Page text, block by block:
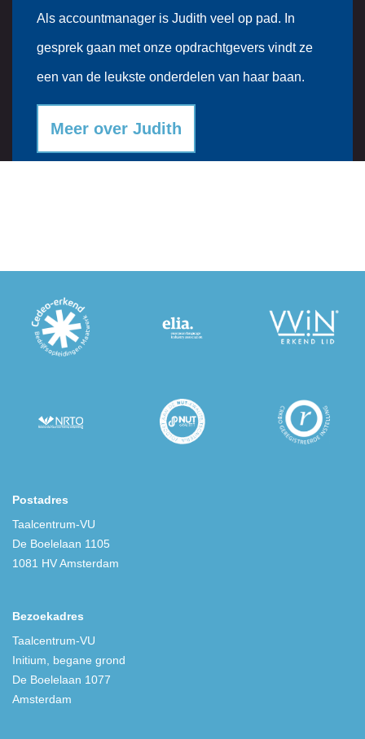
Als accountmanager is Judith veel op pad. In
gesprek gaan met onze opdrachtgevers vindt ze
een van de leukste onderdelen van haar baan.
Meer over Judith
Postadres
Taalcentrum-VU
De Boelelaan 1105
1081 HV Amsterdam
Bezoekadres
Taalcentrum-VU
Initium, begane grond
De Boelelaan 1077
Amsterdam